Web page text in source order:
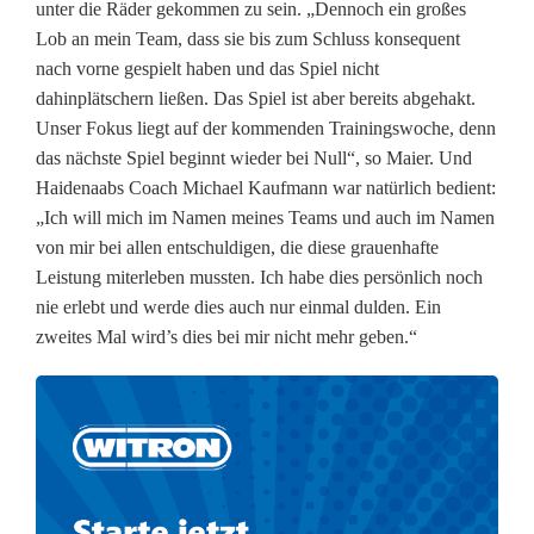
t
u
n
e
n
t
s
unter die Räder gekommen zu sein. „Dennoch ein großes
Lob an mein Team, dass sie bis zum Schluss konsequent
nach vorne gespielt haben und das Spiel nicht
dahinplätschern ließen. Das Spiel ist aber bereits abgehakt.
Unser Fokus liegt auf der kommenden Trainingswoche, denn
das nächste Spiel beginnt wieder bei Null“, so Maier. Und
Haidenaabs Coach Michael Kaufmann war natürlich bedient:
„Ich will mich im Namen meines Teams und auch im Namen
von mir bei allen entschuldigen, die diese grauenhafte
Leistung miterleben mussten. Ich habe dies persönlich noch
nie erlebt und werde dies auch nur einmal dulden. Ein
zweites Mal wird’s dies bei mir nicht mehr geben.“